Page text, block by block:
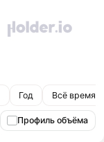
Год Всё время
Профиль объёма